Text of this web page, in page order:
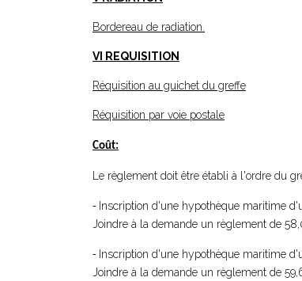
Bordereau de radiation.
VI REQUISITION
Réquisition au guichet du greffe
Réquisition par voie postale
Coût:
Le règlement doit être établi à l'ordre du
- Inscription d'une hypothèque maritime
Joindre à la demande un règlement de
- Inscription d'une hypothèque maritime
Joindre à la demande un règlement de